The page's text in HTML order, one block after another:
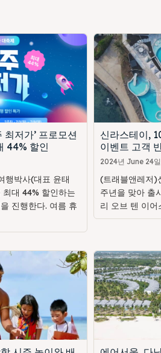
저가’ 프로모션
44% 할인
행박사(대표 윤태
대 44% 할인하는
진행한다. 여름 휴
신라스테이,
이벤트 고객
2024년 June 24일
(트래블앤레저)
주년을 맞아 출
리 오브 텐 이